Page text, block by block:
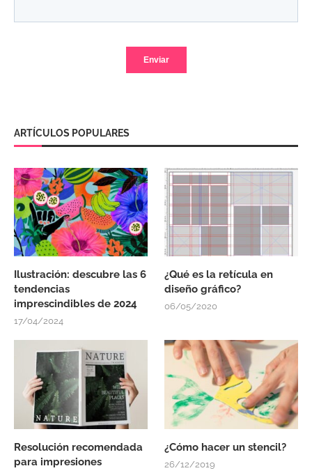
ARTÍCULOS POPULARES
Ilustración: descubre las 6
tendencias
imprescindibles de 2024
17/04/2024
¿Qué es la retícula en
diseño gráfico?
06/05/2020
Resolución recomendada
para impresiones
¿Cómo hacer un stencil?
26/12/2019